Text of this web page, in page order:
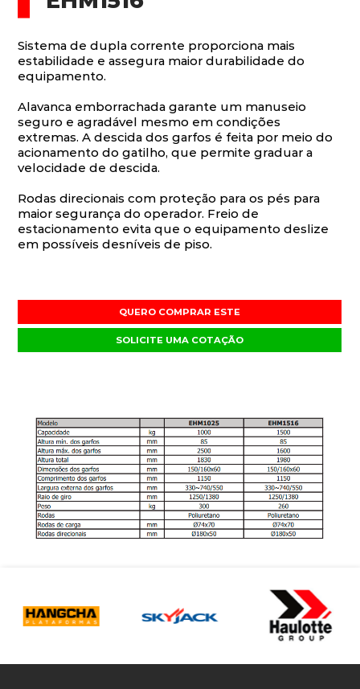
Sistema de dupla corrente proporciona mais
estabilidade e assegura maior durabilidade do
equipamento.
Alavanca emborrachada garante um manuseio
seguro e agradável mesmo em condições
extremas. A descida dos garfos é feita por meio do
acionamento do gatilho, que permite graduar a
velocidade de descida.
Rodas direcionais com proteção para os pés para
maior segurança do operador. Freio de
estacionamento evita que o equipamento deslize
em possíveis desníveis de piso.
QUERO COMPRAR ESTE
SOLICITE UMA COTAÇÃO